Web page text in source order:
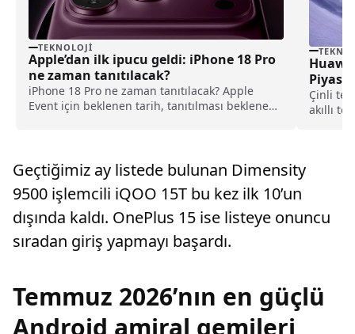
TEKNOLOJI
Apple’dan ilk ipucu geldi: iPhone 18 Pro
ne zaman tanıtılacak?
iPhone 18 Pro ne zaman tanıtılacak? Apple
Event için beklenen tarih, tanıtılması beklenen
Çinli
akıllı
Geçtiğimiz ay listede bulunan Dimensity
9500 işlemcili iQOO 15T bu kez ilk 10’un
dışında kaldı. OnePlus 15 ise listeye onuncu
sıradan giriş yapmayı başardı.
Temmuz 2026’nın en güçlü
Android amiral gemileri